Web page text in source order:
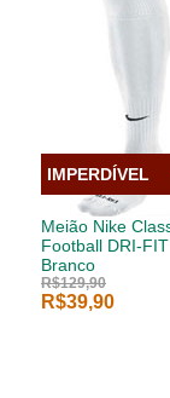
Meião Nike
Football DRI-FIT
Branco
R$129,90
R$39,90
IMPERDÍVEL